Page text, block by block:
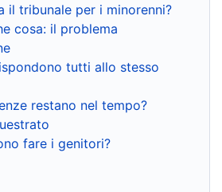
il tribunale per i minorenni?
cosa: il problema
tutti allo stesso
restano nel tempo?
fare i genitori?